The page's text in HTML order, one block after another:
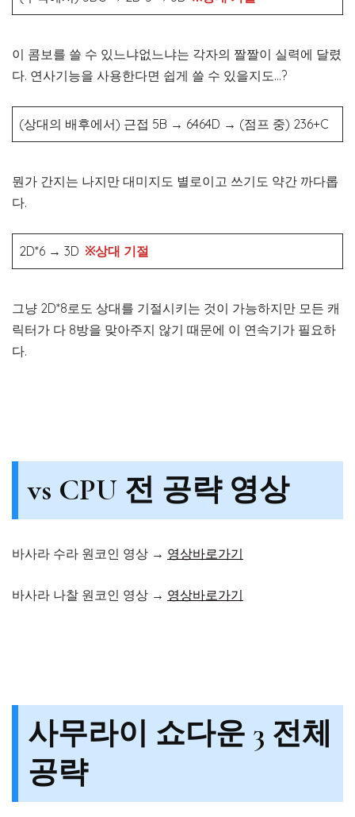
이 콤보를 쓸 수 있느냐없느냐는 각자의 짤짤이 실력에 달렸
다. 연사기능을 사용한다면 쉽게 쓸 수 있을지도…?
(상대의 배후에서) 근접 5B → 6464D → (점프 중) 236+C
뭔가 간지는 나지만 대미지도 별로이고 쓰기도 약간 까다롭
다.
2D*6 → 3D ※상대 기절
그냥 2D*8로도 상대를 기절시키는 것이 가능하지만 모든 캐
릭터가 다 8방을 맞아주지 않기 때문에 이 연속기가 필요하
다.
vs CPU 전 공략 영상
바사라 수라 원코인 영상 → 영상바로가기
바사라 나찰 원코인 영상 → 영상바로가기
사무라이 쇼다운 3 전체
공략